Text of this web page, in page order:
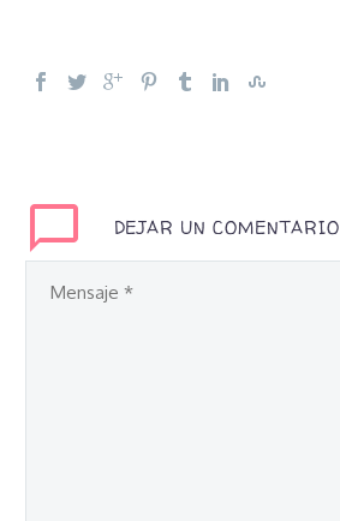
DEJAR UN COMENTARIO